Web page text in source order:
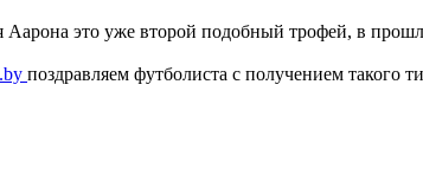
Аарона это уже второй подобный трофей, в
поздравляем футболиста с получением такого